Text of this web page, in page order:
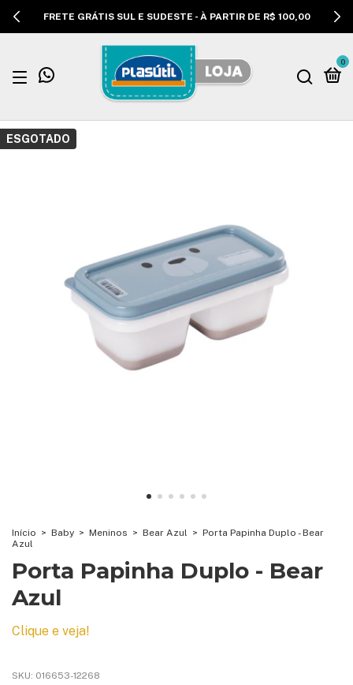
FRETE GRÁTIS SUL E SUDESTE - À PARTIR DE R$ 100,00
0
ESGOTADO
Início > Baby > Meninos > Bear Azul > Porta Papinha Duplo - Bear
Azul
Porta Papinha Duplo - Bear
Azul
Clique e veja!
SKU: 016653-12268